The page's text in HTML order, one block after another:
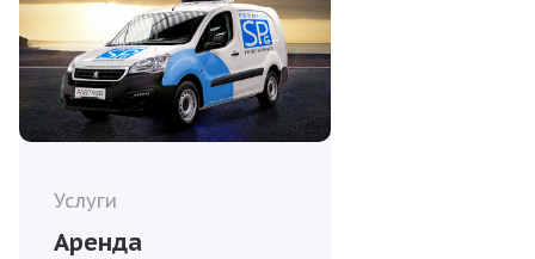
Услуги
Аренда